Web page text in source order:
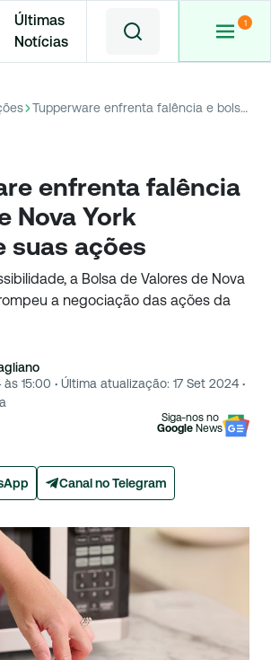
Últimas
Notícias
Tupperware enfrenta falência e bolsa de Nova York suspende suas ações
enfrenta falência
Nova York
suas ações
a Bolsa de Valores de Nova
a negociação das ações da
às 15:00 · Última atualização: 17 Set 2024 ·
Siga-nos no
Google News
Canal no Telegram